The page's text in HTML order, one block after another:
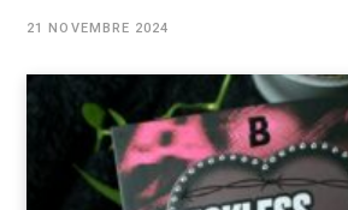
21 NOVEMBRE 2024